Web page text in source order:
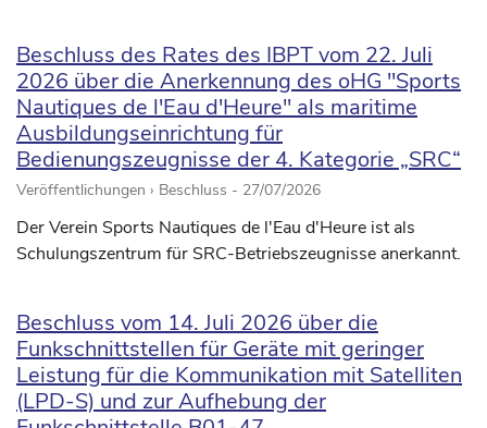
Beschluss des Rates des IBPT vom 22. Juli
2026 über die Anerkennung des oHG "Sports
Nautiques de l'Eau d'Heure" als maritime
Ausbildungseinrichtung für
Bedienungszeugnisse der 4. Kategorie „SRC“
Veröffentlichungen › Beschluss - 27/07/2026
Der Verein Sports Nautiques de l'Eau d'Heure ist als
Schulungszentrum für SRC-Betriebszeugnisse anerkannt.
Beschluss vom 14. Juli 2026 über die
Funkschnittstellen für Geräte mit geringer
Leistung für die Kommunikation mit Satelliten
(LPD-S) und zur Aufhebung der